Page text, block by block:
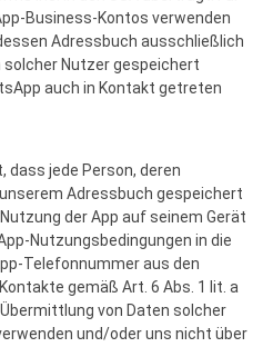
Business-Kontos verwenden
Adressbuch ausschließlich
Nutzer gespeichert
auch in Kontakt getreten
dass jede Person, deren
Adressbuch gespeichert
der App auf seinem Gerät
Nutzungsbedingungen in die
Telefonnummer aus den
gemäß Art. 6 Abs. 1 lit. a
Übermittlung von Daten solcher
und/oder uns nicht über